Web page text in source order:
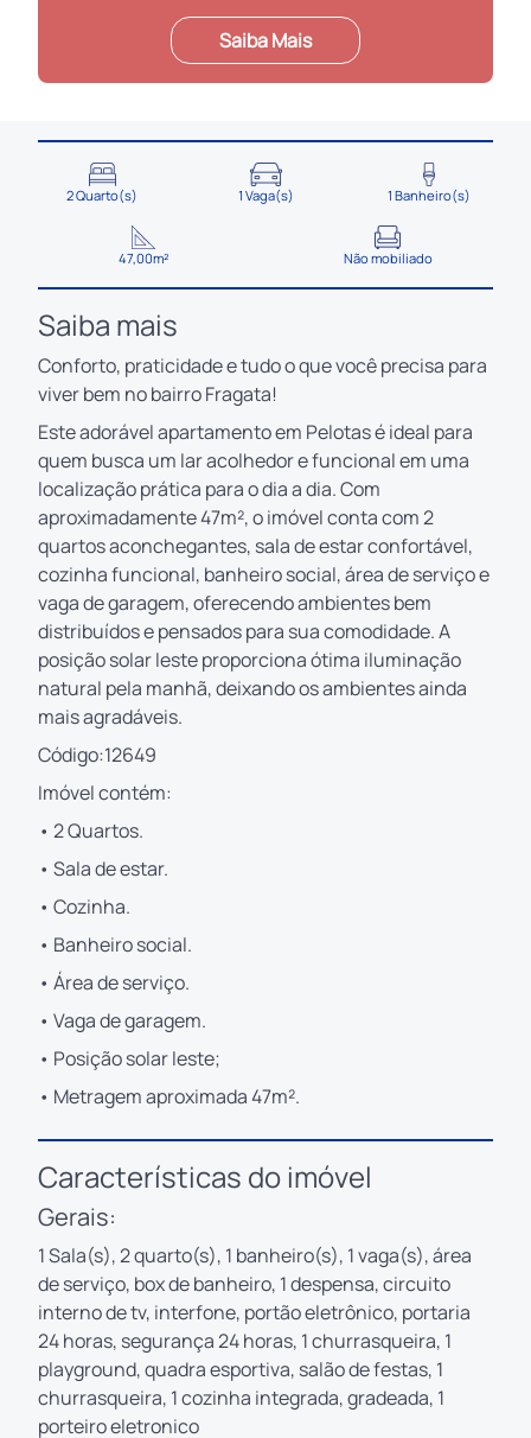
Saiba Mais
2 Quarto(s) 1 Vaga(s) 1 Banheiro(s)
47,00m² Não mobiliado
Saiba mais
Conforto, praticidade e tudo o que você precisa para
viver bem no bairro Fragata!
Este adorável apartamento em Pelotas é ideal para
quem busca um lar acolhedor e funcional em uma
localização prática para o dia a dia. Com
aproximadamente 47m², o imóvel conta com 2
quartos aconchegantes, sala de estar confortável,
cozinha funcional, banheiro social, área de serviço e
vaga de garagem, oferecendo ambientes bem
distribuídos e pensados para sua comodidade. A
posição solar leste proporciona ótima iluminação
natural pela manhã, deixando os ambientes ainda
mais agradáveis.
Código:12649
Imóvel contém:
• 2 Quartos.
• Sala de estar.
• Cozinha.
• Banheiro social.
• Área de serviço.
• Vaga de garagem.
• Posição solar leste;
• Metragem aproximada 47m².
Características do imóvel
Gerais:
1 Sala(s), 2 quarto(s), 1 banheiro(s), 1 vaga(s), área
de serviço, box de banheiro, 1 despensa, circuito
interno de tv, interfone, portão eletrônico, portaria
24 horas, segurança 24 horas, 1 churrasqueira, 1
playground, quadra esportiva, salão de festas, 1
churrasqueira, 1 cozinha integrada, gradeada, 1
porteiro eletronico